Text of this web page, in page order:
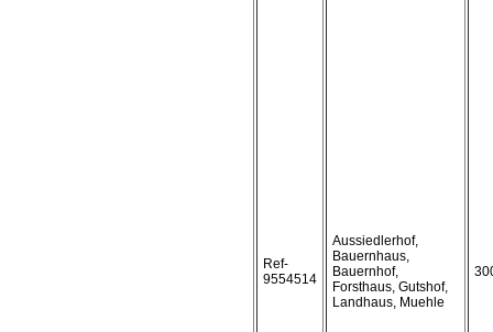
Ref-
9554514
Aussiedlerhof,
Bauernhaus,
Bauernhof,
Forsthaus, Gutshof,
Landhaus, Muehle